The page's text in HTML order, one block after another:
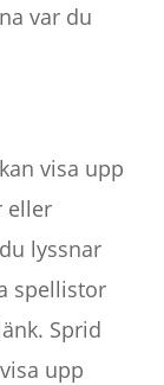
var du
visa upp
eller
lyssnar
spellistor
Sprid
upp